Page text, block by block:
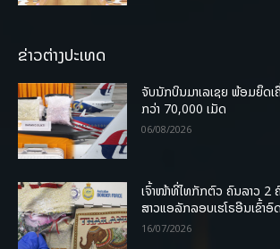
ຂ່າວຕ່າງປະເທດ
ຈັບນັກບິນມາເລເຊຍ ພ້ອມຍຶດເ
ກວ່າ 70,000 ເມັດ
06/08/2026
ເຈົ້າໜ້າທີ່ໄທກັກຕົວ ຄົນລາວ 2
ສາວແອລັກລອບເຮໂຣອີນເຂົ້າອົ
16/07/2026